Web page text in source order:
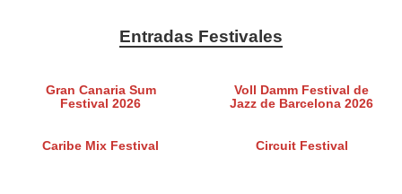
Entradas Festivales
Gran Canaria Sum
Festival 2026
Voll Damm Festival de
Jazz de Barcelona 2026
Caribe Mix Festival Circuit Festival